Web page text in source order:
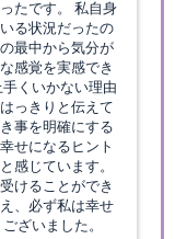
たです。 私自身
る状況だったの
最中から気分が
感覚を実感でき
くいかない理由
っきりと伝えて
事を明確にする
せになるヒント
感じています。
けることができ
、必ず私は幸せ
ざいました。